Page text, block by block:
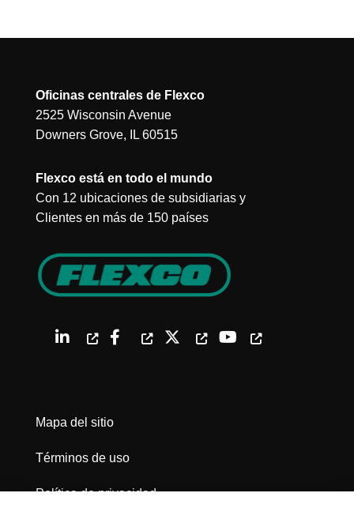
Oficinas centrales de Flexco
2525 Wisconsin Avenue
Downers Grove, IL 60515
Flexco está en todo el mundo
Con 12 ubicaciones de subsidiarias y
Clientes en más de 150 países
Mapa del sitio
Términos de uso
Política de privacidad